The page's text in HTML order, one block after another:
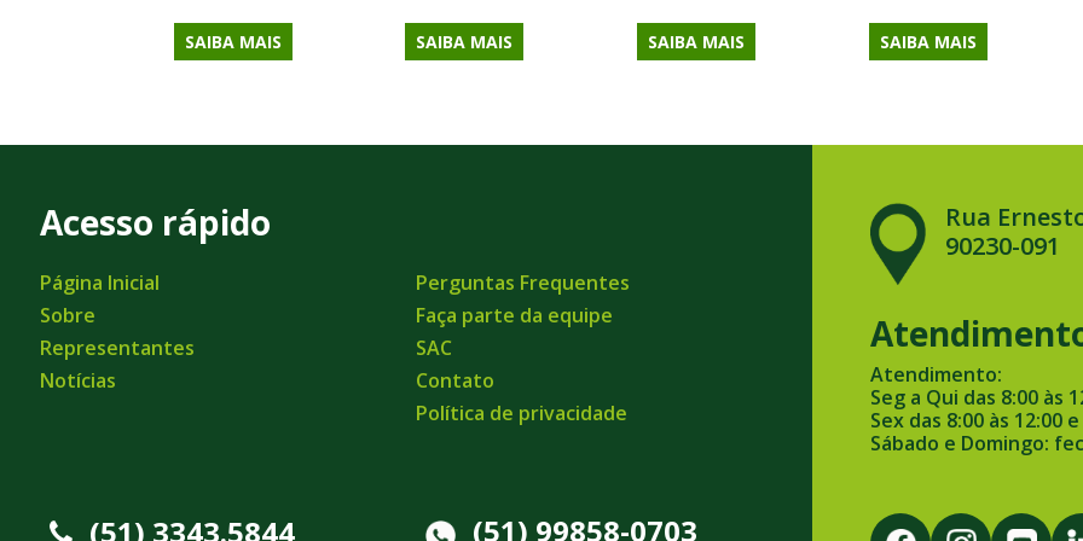
SAIBA MAIS SAIBA MAIS SAIBA MAIS SAIBA MAIS
Acesso rápido
Página Inicial
Sobre
Representantes
Notícias
Perguntas Frequentes
Faça parte da equipe
SAC
Contato
Política de privacidade
(51) 3343.5844 (51) 99858-0703
Rua
90230-091
Atendimento:
Seg a Qui das 8:00 às
Sex das 8:00 às 12:00
Sábado e Domingo: